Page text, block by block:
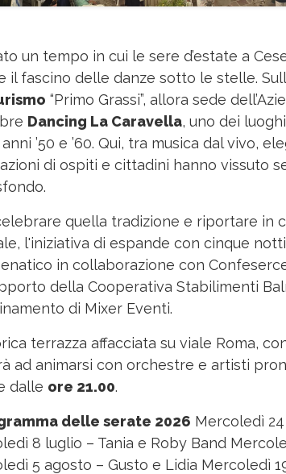
un tempo in cui le sere d’estate a
il fascino delle danze sotto le stelle.
“Primo Grassi”, allora sede
Dancing La Caravella, uno dei
’50 e ’60. Qui, tra musica dal vivo,
di ospiti e cittadini hanno vissuto
quella tradizione e riportare in
l'iniziativa di espande con cinque
in collaborazione con
della Cooperativa Stabilimenti
di Mixer Eventi.
terrazza affacciata su viale Roma,
ad animarsi con orchestre e artisti
dalle ore 21.00.
delle serate 2026 Mercoledì
8 luglio – Tania e Roby Band
5 agosto – Gusto e Lidia Mercoledì